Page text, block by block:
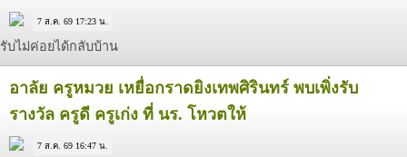
7 ส.ค. 69 17:23 น.
รับไม่ค่อยได้กลับบ้าน
อาลัย ครูหมวย เหยื่อกราดยิงเทพศิรินทร์ พบเพิ่งรับ
รางวัล ครูดี ครูเก่ง ที่ นร. โหวตให้
7 ส.ค. 69 16:47 น.